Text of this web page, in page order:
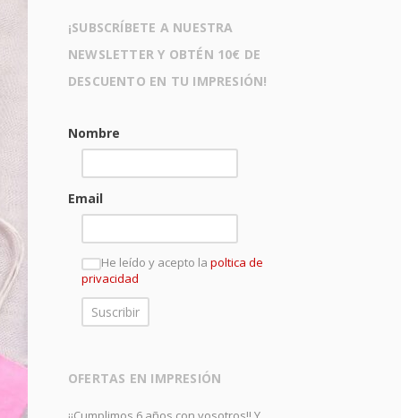
¡SUBSCRÍBETE A NUESTRA
NEWSLETTER Y OBTÉN 10€ DE
DESCUENTO EN TU IMPRESIÓN!
Nombre
Email
He leído y acepto la poltica de
privacidad
OFERTAS EN IMPRESIÓN